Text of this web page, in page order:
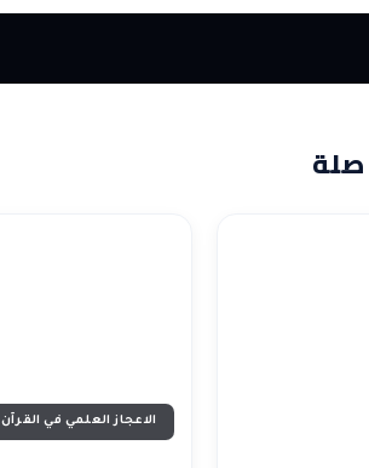
صلة
الاعجاز العلمي في القرآن